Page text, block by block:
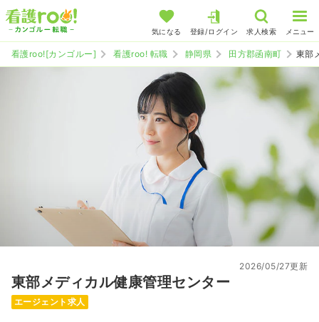
気になる 登録/ログイン 求人検索 メニュー
看護roo![カンゴルー] 看護roo! 転職 静岡県 田方郡函南町 東部
東部メディカル健康管理センター
2026/05/27更新
エージェント求人